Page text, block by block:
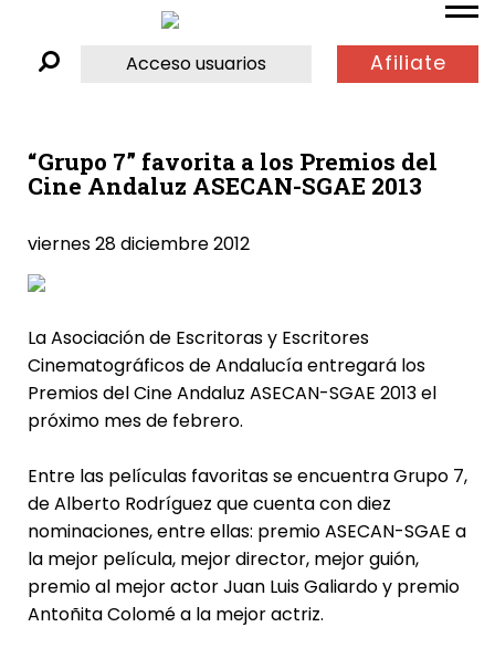
Acceso usuarios Afiliate
“Grupo 7” favorita a los Premios del
Cine Andaluz ASECAN-SGAE 2013
viernes 28 diciembre 2012
La Asociación de Escritoras y Escritores
Cinematográficos de Andalucía entregará los
Premios del Cine Andaluz ASECAN-SGAE 2013 el
próximo mes de febrero.
Entre las películas favoritas se encuentra Grupo 7,
de Alberto Rodríguez que cuenta con diez
nominaciones, entre ellas: premio ASECAN-SGAE a
la mejor película, mejor director, mejor guión,
premio al mejor actor Juan Luis Galiardo y premio
Antoñita Colomé a la mejor actriz.